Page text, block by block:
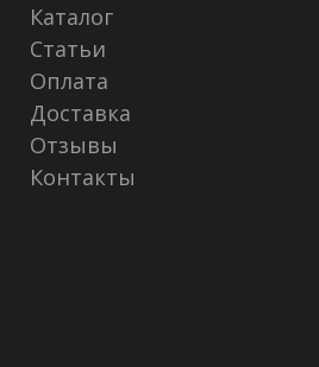
Каталог
Статьи
Оплата
Доставка
Отзывы
Контакты